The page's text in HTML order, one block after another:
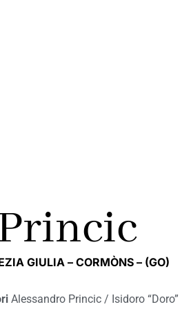
GIULIA – CORMÒNS – (GO)
Alessandro Princic / Isidoro “Doro”